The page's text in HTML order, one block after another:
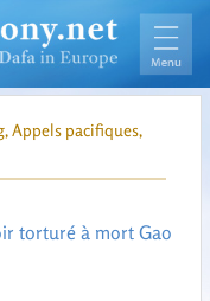
Appels pacifiques,
torturé à mort Gao